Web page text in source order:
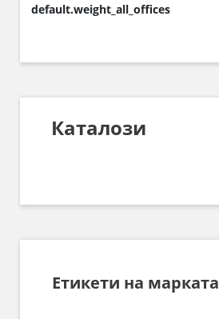
default.weight_all_offices
Каталози
Етикети на марката